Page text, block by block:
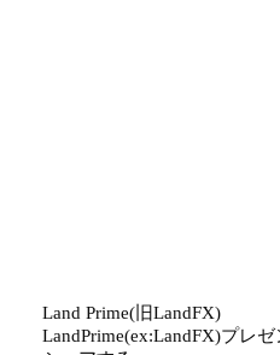
Land Prime(旧LandFX)
LandPrime(ex:LandFX)プレゼ